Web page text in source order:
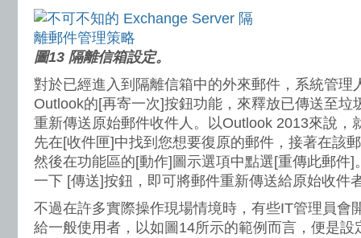
圖13 隔離信箱設定。
對於已經進入到隔離信箱中的外來郵件，系統管理
Outlook的[再寄一次]按鈕功能，來釋放已傳送至垃
重新傳送原始郵件收件人。以Outlook 2013來說，
先在[收件匣]中找到您想要復原的郵件，接著在該
然後在功能區的[動作]圖示選項中點選[重傳此郵件]
一下 [傳送]按鈕，即可將郵件重新傳送給原始收件
不過在許多實際操作現場情境時，有些IT管理員會
給一般使用者，以如圖14所示的範例而言，便是設